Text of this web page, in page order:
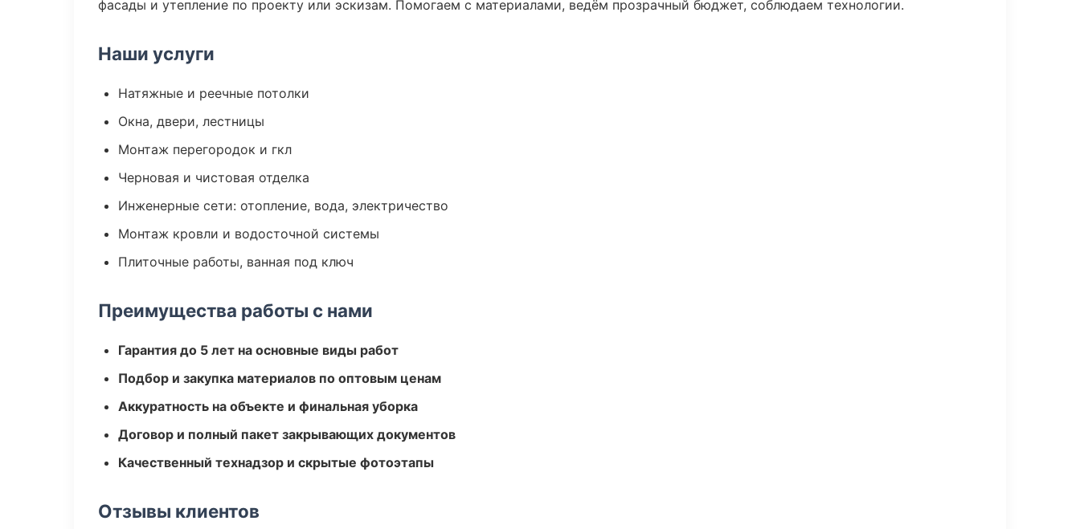
фасады и утепление по проекту или эскизам. Помогаем с материалами, ведём прозрачный бюджет, соблюдаем технологии.
Наши услуги
Натяжные и реечные потолки
Окна, двери, лестницы
Монтаж перегородок и гкл
Черновая и чистовая отделка
Инженерные сети: отопление, вода, электричество
Монтаж кровли и водосточной системы
Плиточные работы, ванная под ключ
Преимущества работы с нами
Гарантия до 5 лет на основные виды работ
Подбор и закупка материалов по оптовым ценам
Аккуратность на объекте и финальная уборка
Договор и полный пакет закрывающих документов
Качественный технадзор и скрытые фотоэтапы
Отзывы клиентов